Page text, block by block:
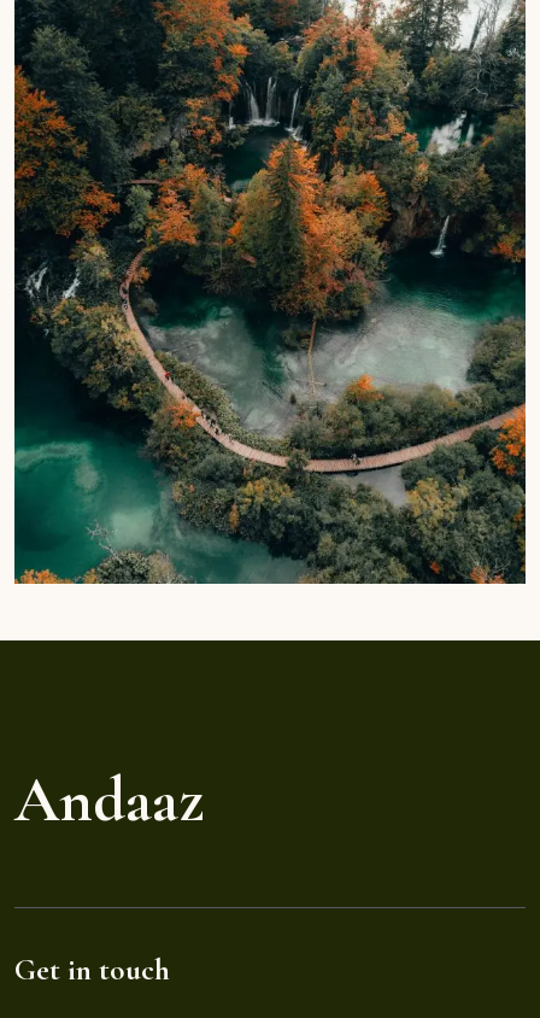
Andaaz
Get in touch